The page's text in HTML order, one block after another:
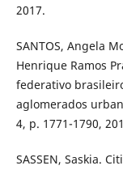
2017.
SANTOS, Angela
Henrique Ramos
federativo
aglomerados
4, p. 1771-1790,
SASSEN, Saskia.